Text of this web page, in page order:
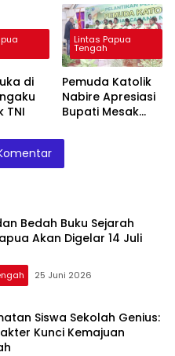
Layanan MBG
di
TNI
Lintas Papua
Tengah
Pemuda Katolik
Nabire Apresiasi
Bupati Mesak
Bedah Buku Sejarah
Akan Digelar 14 Juli
25 Juni 2026
Siswa Sekolah Genius:
Kunci Kemajuan